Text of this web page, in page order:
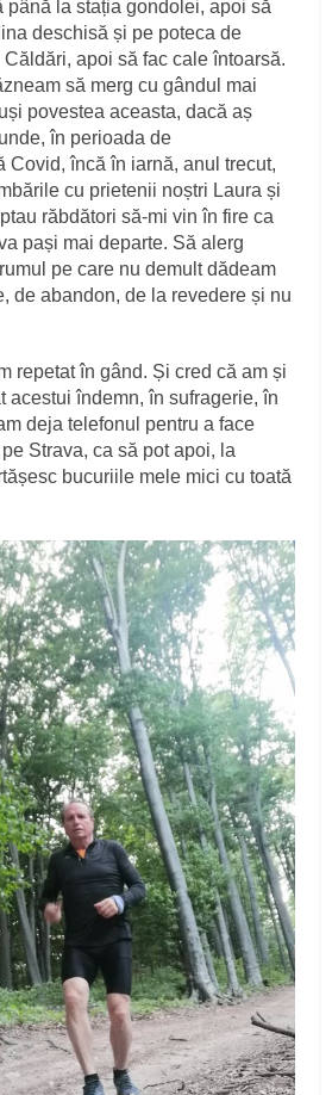
până la stația gondolei, apoi să
deschisă și pe poteca de
apoi să fac cale întoarsă.
să merg cu gândul mai
povestea aceasta, dacă aș
în perioada de
Covid, încă în iarnă, anul trecut,
cu prietenii noștri Laura și
răbdători să-mi vin în fire ca
pași mai departe. Să alerg
pe care nu demult dădeam
de abandon, de la revedere și nu
repetat în gând. Și cred că am și
acestui îndemn, în sufragerie, în
deja telefonul pentru a face
Strava, ca să pot apoi, la
bucuriile mele mici cu toată